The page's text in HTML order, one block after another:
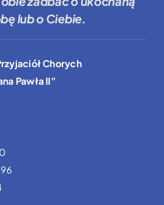
lub o Ciebie.
Chorych
Pawła II”